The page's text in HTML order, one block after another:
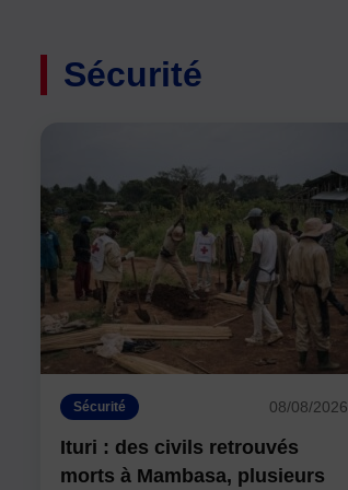
Sécurité
Sécurité 08/08/2026
Ituri : des civils retrouvés
morts à Mambasa, plusieurs